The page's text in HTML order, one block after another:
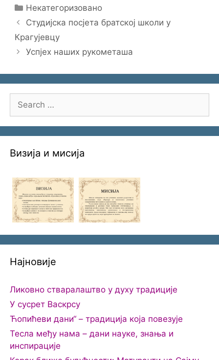
Categories
Некатегоризовано
Студијска посјета братској школи у
Крагујевцу
Успјех наших рукометаша
for:
Визија и мисија
Најновије
Ликовно стваралаштво у духу традиције
У сусрет Васкрсу
Ћопићеви дани“ – традиција која повезује
Тесла међу нама – дани науке, знања и
инспирације